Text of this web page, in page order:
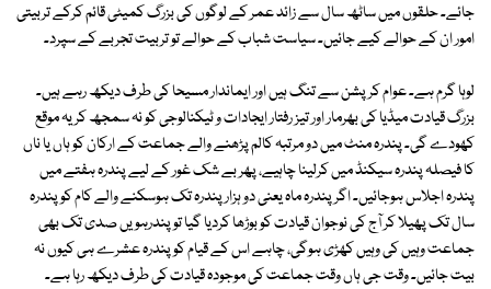
جائے۔ حلقوں میں ساٹھ سال سے زائد عمر کے لوگوں کی بزرگ کمیٹی قائم کرکے تربیتی
امور ان کے حوالے کیے جائیں۔ سیاست شباب کے حوالے تو تربیت تجربے کے سپرد۔
لوہا گرم ہے۔ عوام کرپشن سے تنگ ہیں اور ایماندار مسیحا کی طرف دیکھ رہے ہیں۔
بزرگ قیادت میڈیا کی بھرمار اور تیز رفتار ایجادات و ٹیکنالوجی کو نہ سمجھ کر یہ موقع
کھودے گی۔ پندرہ منٹ میں دو مرتبہ کالم پڑھنے والے جماعت کے ارکان کو ہاں یا ناں
کا فیصلہ پندرہ سیکنڈ میں کرلینا چاہیے، پھر بے شک غور کے لیے پندرہ ہفتے میں
پندرہ اجلاس ہوجائیں۔ اگر پندرہ ماہ یعنی دو ہزار پندرہ تک ہوسکنے والے کام کو پندرہ
سال تک پھیلا کر آج کی نوجوان قیادت کو بوڑھا کردیا گیا تو پندرہویں صدی تک بھی
جماعت وہیں کی وہیں کھڑی ہوگی، چاہے اس کے قیام کو پندرہ عشرے ہی کیوں نہ
بیت جائیں۔ وقت جی ہاں وقت جماعت کی موجودہ قیادت کی طرف دیکھ رہا ہے۔